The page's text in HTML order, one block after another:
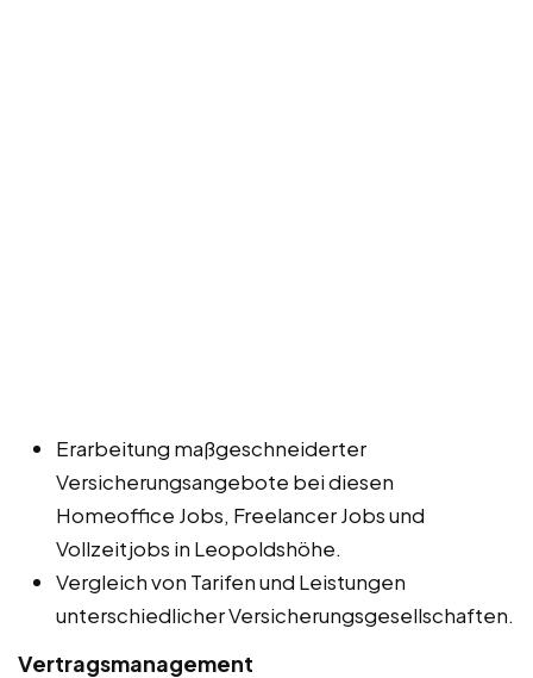
Erarbeitung maßgeschneiderter
Versicherungsangebote bei diesen
Homeoffice Jobs, Freelancer Jobs und
Vollzeitjobs in Leopoldshöhe.
Vergleich von Tarifen und Leistungen
unterschiedlicher Versicherungsgesellschaften.
Vertragsmanagement